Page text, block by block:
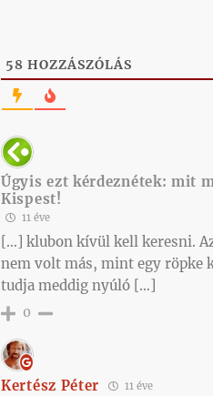
58 HOZZÁSZÓLÁS
Úgyis ezt kérdeznétek: mit
Kispest!
11 éve
[…] klubon kívül kell keresni.
nem volt más, mint egy röpke
tudja meddig nyúló […]
0
Kertész Péter 11 éve